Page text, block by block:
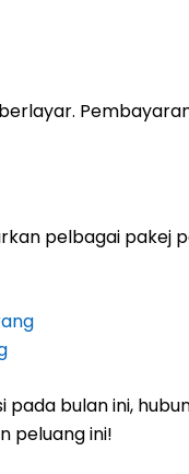
pelbagai pakej
bulan ini,
peluang ini!